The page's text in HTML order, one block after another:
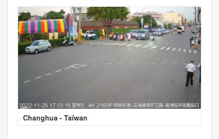
Changhua - Taïwan